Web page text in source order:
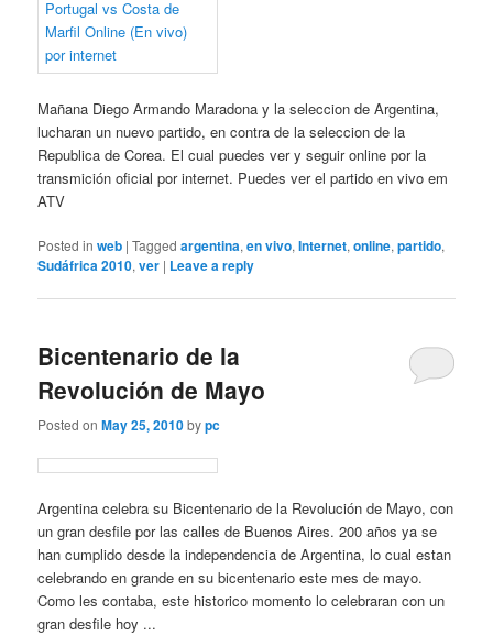
Mañana Diego Armando Maradona y la seleccion de Argentina,
lucharan un nuevo partido, en contra de la seleccion de la
Republica de Corea. El cual puedes ver y seguir online por la
transmición oficial por internet. Puedes ver el partido en vivo em
ATV
Posted in web |Tagged argentina,en vivo,Internet,online,partido,
Sudáfrica 2010,ver | Leave a reply
Bicentenario de la
Revolución de Mayo
Posted onMay 25, 2010bypc
Argentina celebra su Bicentenario de la Revolución de Mayo, con
un gran desfile por las calles de Buenos Aires. 200 años ya se
han cumplido desde la independencia de Argentina, lo cual estan
celebrando en grande en su bicentenario este mes de mayo.
Como les contaba, este historico momento lo celebraran con un
gran desfile hoy ...